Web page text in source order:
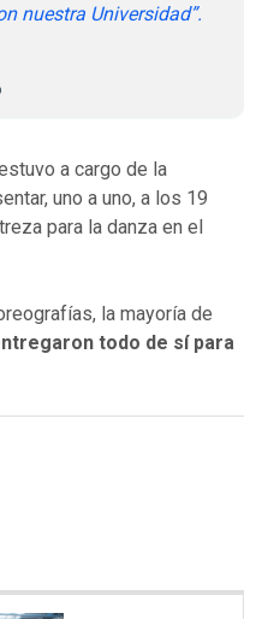
nuestra Universidad”.
a cargo de la
uno a uno, a los 19
para la danza en el
la mayoría de
todo de sí para